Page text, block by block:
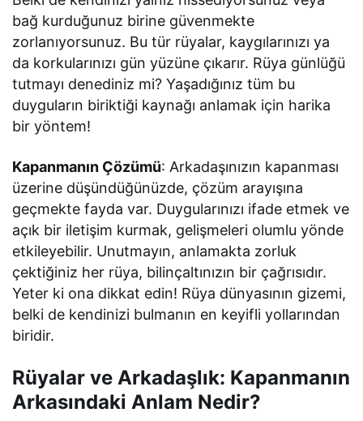
bağ kurduğunuz birine güvenmekte
zorlanıyorsunuz. Bu tür rüyalar, kaygılarınızı ya
da korkularınızı gün yüzüne çıkarır. Rüya günlüğü
tutmayı denediniz mi? Yaşadığınız tüm bu
duyguların biriktiği kaynağı anlamak için harika
bir yöntem!
Kapanmanın Çözümü: Arkadaşınızın kapanması
üzerine düşündüğünüzde, çözüm arayışına
geçmekte fayda var. Duygularınızı ifade etmek ve
açık bir iletişim kurmak, gelişmeleri olumlu yönde
etkileyebilir. Unutmayın, anlamakta zorluk
çektiğiniz her rüya, bilinçaltınızın bir çağrısıdır.
Yeter ki ona dikkat edin! Rüya dünyasının gizemi,
belki de kendinizi bulmanın en keyifli yollarından
biridir.
Rüyalar ve Arkadaşlık: Kapanmanın
Arkasındaki Anlam Nedir?